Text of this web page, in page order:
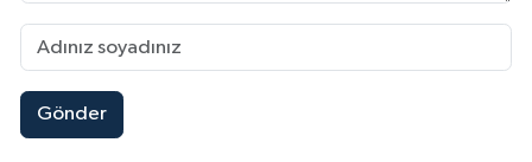
Gönder